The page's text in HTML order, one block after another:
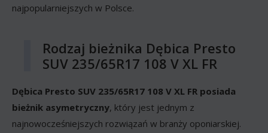
najpopularniejszych w Polsce.
Rodzaj bieżnika Dębica Presto
SUV 235/65R17 108 V XL FR
Dębica Presto SUV 235/65R17 108 V XL FR posiada
bieżnik asymetryczny, który jest jednym z
najnowocześniejszych rozwiązań w branży oponiarskiej.